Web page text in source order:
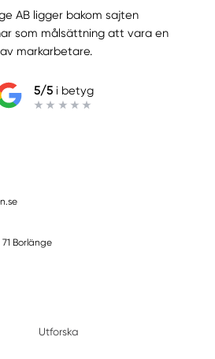
AB ligger bakom sajten
som målsättning att vara en
markarbetare.
5/5i betyg
Borlänge
Utforska